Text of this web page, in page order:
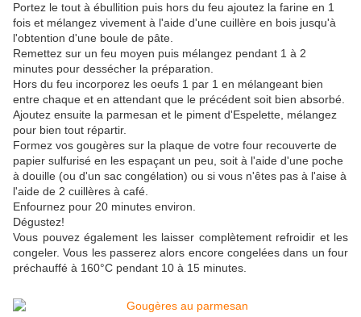
Portez le tout à ébullition puis hors du feu ajoutez la farine en 1
fois et mélangez vivement à l'aide d'une cuillère en bois jusqu'à
l'obtention d'une boule de pâte.
Remettez sur un feu moyen puis mélangez pendant 1 à 2
minutes pour dessécher la préparation.
Hors du feu incorporez les oeufs 1 par 1 en mélangeant bien
entre chaque et en attendant que le précédent soit bien absorbé.
Ajoutez ensuite la parmesan et le piment d'Espelette, mélangez
pour bien tout répartir.
Formez vos gougères sur la plaque de votre four recouverte de
papier sulfurisé en les espaçant un peu, soit à l'aide d'une poche
à douille (ou d'un sac congélation) ou si vous n'êtes pas à l'aise à
l'aide de 2 cuillères à café.
Enfournez pour 20 minutes environ.
Dégustez!
Vous pouvez également les laisser complètement refroidir et les
congeler. Vous les passerez alors encore congelées dans un four
préchauffé à 160°C pendant 10 à 15 minutes.